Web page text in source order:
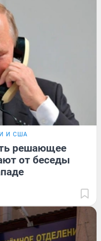
И США
решающее
от беседы